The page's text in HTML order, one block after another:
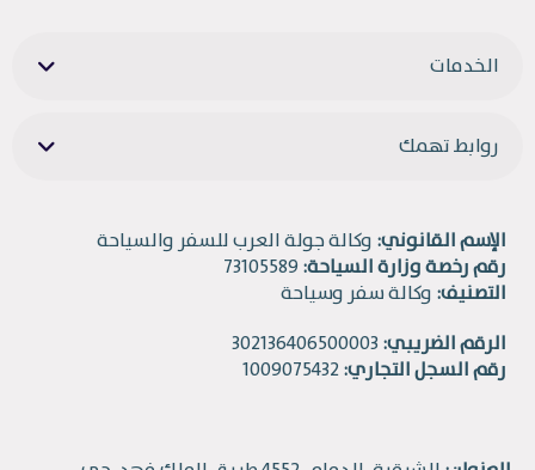
الخدمات
روابط تهمك
الإسم القانوني: وكالة جولة العرب للسفر والسياحة
رقم رخصة وزارة السياحة:
التصنيف: وكالة سفر وسياحة
الرقم الضريبي:
رقم السجل التجاري: